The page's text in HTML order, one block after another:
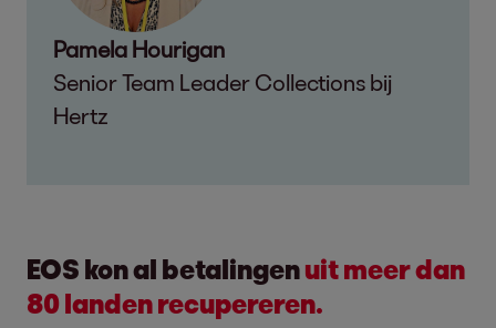
Pamela Hourigan
Senior Team Leader Collections bij
Hertz
EOS kon al betalingenuit meer dan
80 landen recupereren.